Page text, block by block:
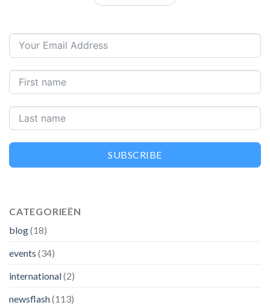
SUBSCRIBE
CATEGORIEËN
blog(18)
events (34)
international(2)
newsflash(113)